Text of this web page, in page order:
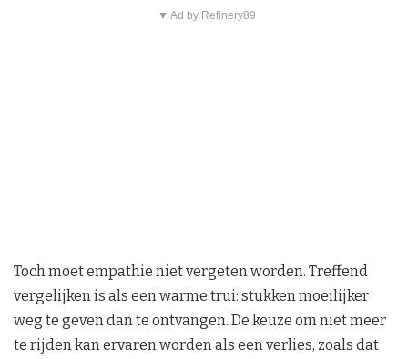
▼ Ad by Refinery89
Toch moet empathie niet vergeten worden. Treffend
vergelijken is als een warme trui: stukken moeilijker
weg te geven dan te ontvangen. De keuze om niet meer
te rijden kan ervaren worden als een verlies, zoals dat